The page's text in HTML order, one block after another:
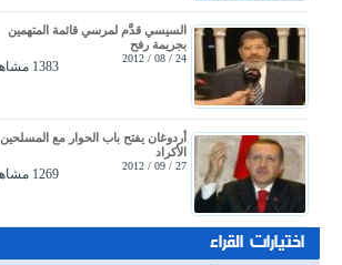
السيسي قدَّم لمرسي قائمة المتهمين
بجريمة رفح
24 / 08 / 2012
1383 مشاهدة
أردوغان يفتح باب الحوار مع المسلحين
الأكراد
27 / 09 / 2012
1269 مشاهدة
اختيارات القراء